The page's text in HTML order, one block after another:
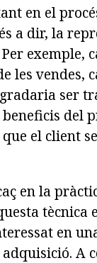
en el
a dir, la
exemple,
les vendes,
ser
del
el client
en la
tècnica
en
adquisició.